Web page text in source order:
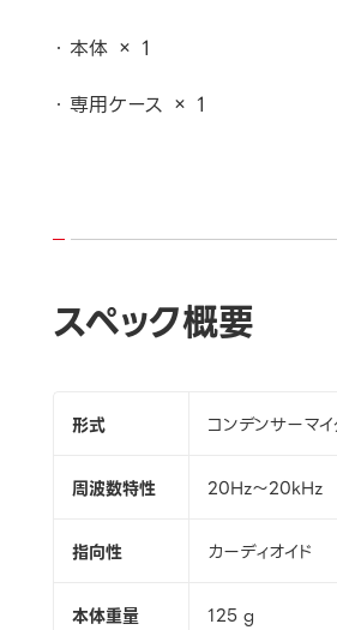
本体 × 1
専用ケース × 1
スペック概要
形式 コンデンサーマイ
周波数特性 20Hz～20kHz
指向性 カーディオイド
本体重量 125 g